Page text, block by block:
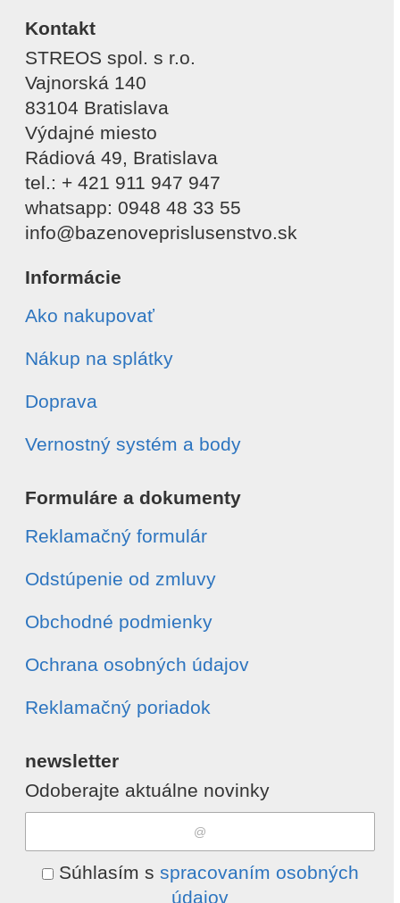
Kontakt
STREOS spol. s r.o.
Vajnorská 140
83104 Bratislava
Výdajné miesto
Rádiová 49, Bratislava
tel.: + 421 911 947 947
whatsapp: 0948 48 33 55
info@bazenoveprislusenstvo.sk
Informácie
Ako nakupovať
Nákup na splátky
Doprava
Vernostný systém a body
Formuláre a dokumenty
Reklamačný formulár
Odstúpenie od zmluvy
Obchodné podmienky
Ochrana osobných údajov
Reklamačný poriadok
newsletter
Odoberajte aktuálne novinky
Súhlasím s spracovaním osobných
údajov